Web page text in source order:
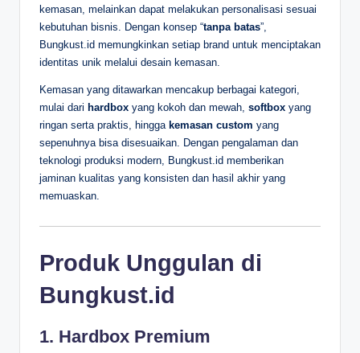
kemasan, melainkan dapat melakukan personalisasi sesuai
kebutuhan bisnis. Dengan konsep “tanpa batas”,
Bungkust.id memungkinkan setiap brand untuk menciptakan
identitas unik melalui desain kemasan.
Kemasan yang ditawarkan mencakup berbagai kategori,
mulai dari hardbox yang kokoh dan mewah, softbox yang
ringan serta praktis, hingga kemasan custom yang
sepenuhnya bisa disesuaikan. Dengan pengalaman dan
teknologi produksi modern, Bungkust.id memberikan
jaminan kualitas yang konsisten dan hasil akhir yang
memuaskan.
Produk Unggulan di
Bungkust.id
1. Hardbox Premium